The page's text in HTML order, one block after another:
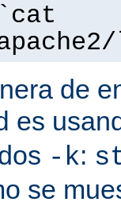
de
es
-k:
se